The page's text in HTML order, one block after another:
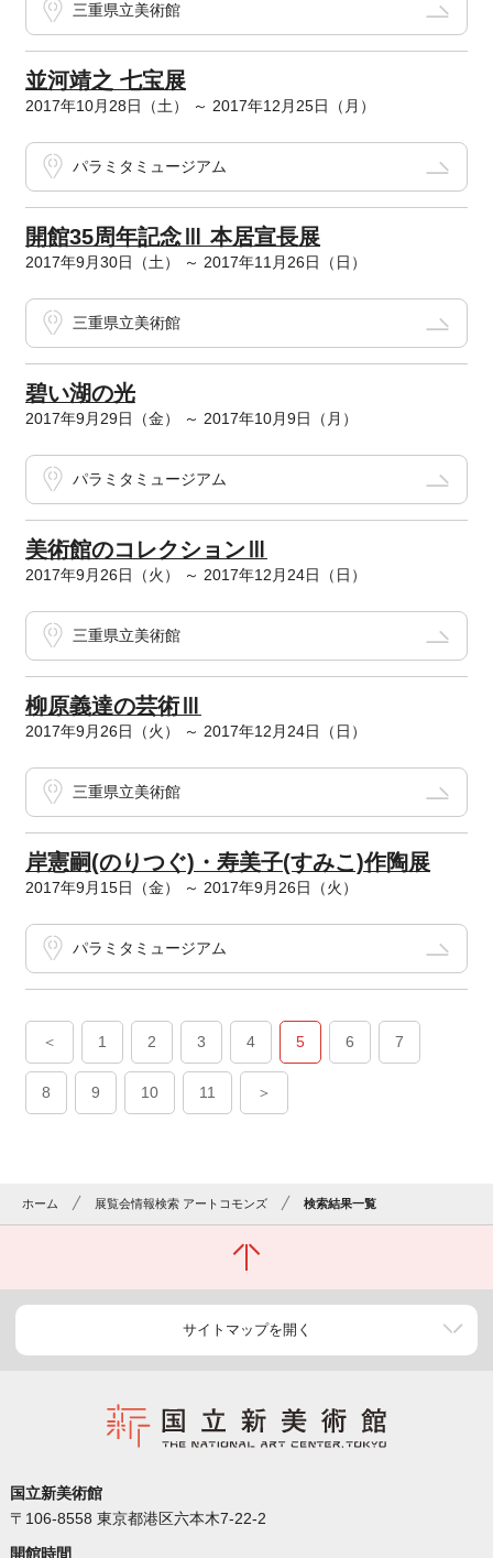
三重県立美術館
並河靖之 七宝展
2017年10月28日（土） ～ 2017年12月25日（月）
パラミタミュージアム
開館35周年記念Ⅲ 本居宣長展
2017年9月30日（土） ～ 2017年11月26日（日）
三重県立美術館
碧い湖の光
2017年9月29日（金） ～ 2017年10月9日（月）
パラミタミュージアム
美術館のコレクションⅢ
2017年9月26日（火） ～ 2017年12月24日（日）
三重県立美術館
柳原義達の芸術Ⅲ
2017年9月26日（火） ～ 2017年12月24日（日）
三重県立美術館
岸憲嗣(のりつぐ)・寿美子(すみこ)作陶展
2017年9月15日（金） ～ 2017年9月26日（火）
パラミタミュージアム
＜ 1 2 3 4 5 6 7
8 9 10 11 ＞
ホーム 展覧会情報検索 アートコモンズ 検索結果一覧
サイトマップを開く
国立新美術館
〒106-8558 東京都港区六本木7-22-2
開館時間